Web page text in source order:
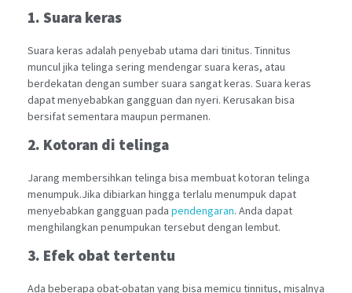
1. Suara keras
Suara keras adalah penyebab utama dari tinitus. Tinnitus
muncul jika telinga sering mendengar suara keras, atau
berdekatan dengan sumber suara sangat keras. Suara keras
dapat menyebabkan gangguan dan nyeri. Kerusakan bisa
bersifat sementara maupun permanen.
2. Kotoran di telinga
Jarang membersihkan telinga bisa membuat kotoran telinga
menumpuk.Jika dibiarkan hingga terlalu menumpuk dapat
menyebabkan gangguan pada pendengaran. Anda dapat
menghilangkan penumpukan tersebut dengan lembut.
3. Efek obat tertentu
Ada beberapa obat-obatan yang bisa memicu tinnitus, misalnya